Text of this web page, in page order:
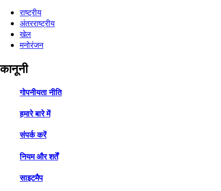
राष्ट्रीय
अंतरराष्ट्रीय
खेल
मनोरंजन
कानूनी
गोपनीयता नीति
हमारे बारे में
संपर्क करें
नियम और शर्तें
साइटमैप